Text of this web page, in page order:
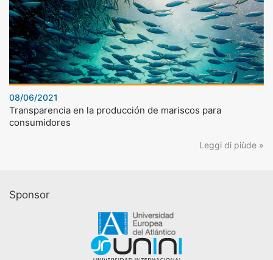
08/06/2021
Transparencia en la producción de mariscos para
consumidores
Leggi di piùde »
Sponsor